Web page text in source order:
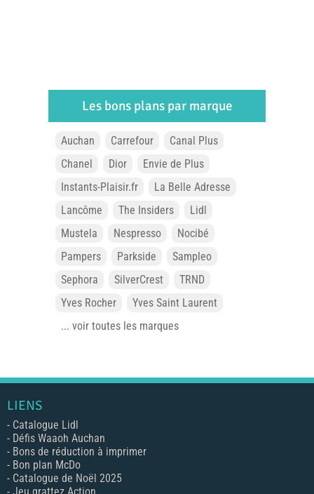
Les bons plans par marque
Auchan Carrefour
Canal Plus
Chanel
Dior
Envie de Plus
Instants-Plaisir.fr
La Belle Adresse
Lancôme
The Insiders
Lidl
Mustela
Nespresso
Nocibé
Pampers
Parkside
Sampleo
Sephora
SilverCrest
TRND
Yves Rocher
Yves Saint Laurent
... voir toutes les marques
LIENS
- Catalogue Lidl
- Défis Waaoh Auchan
- Bons de réduction à imprimer
- Bon plan McDo
- Catalogue de Noël 2025